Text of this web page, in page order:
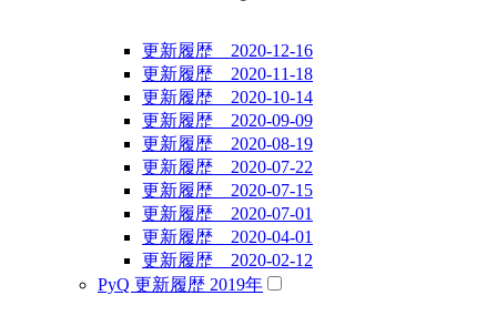
更新履歴 2020-12-16
更新履歴 2020-11-18
更新履歴 2020-10-14
更新履歴 2020-09-09
更新履歴 2020-08-19
更新履歴 2020-07-22
更新履歴 2020-07-15
更新履歴 2020-07-01
更新履歴 2020-04-01
更新履歴 2020-02-12
PyQ 更新履歴 2019年